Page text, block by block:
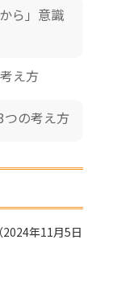
ら」意識
え方
の考え方
年11月5日